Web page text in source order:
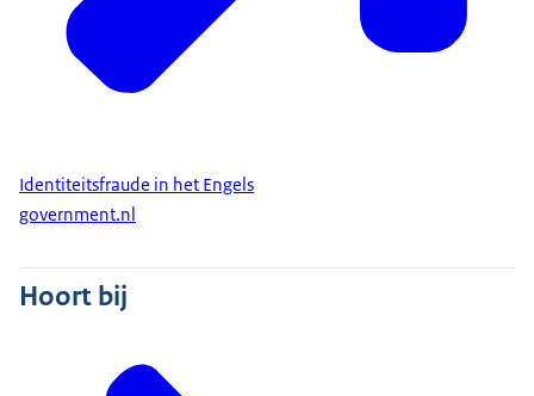
Identiteitsfraude in het Engels
government.nl
Hoort bij